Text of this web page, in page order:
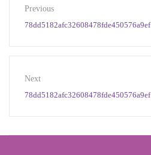
Previous
78dd5182afc32608478fde450576a9ef
Next
78dd5182afc32608478fde450576a9ef